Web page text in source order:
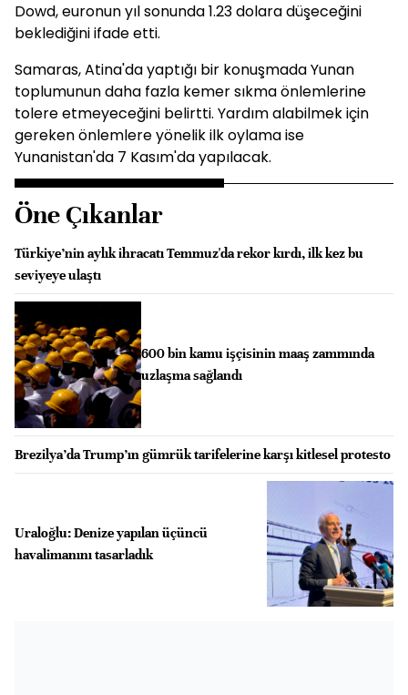
Dowd, euronun yıl sonunda 1.23 dolara düşeceğini
beklediğini ifade etti.
Samaras, Atina'da yaptığı bir konuşmada Yunan
toplumunun daha fazla kemer sıkma önlemlerine
tolere etmeyeceğini belirtti. Yardım alabilmek için
gereken önlemlere yönelik ilk oylama ise
Yunanistan'da 7 Kasım'da yapılacak.
Öne Çıkanlar
Türkiye’nin aylık ihracatı Temmuz'da rekor kırdı, ilk kez bu
seviyeye ulaştı
600 bin kamu işçisinin maaş zammında
uzlaşma sağlandı
Brezilya’da Trump’ın gümrük tarifelerine karşı kitlesel protesto
Uraloğlu: Denize yapılan üçüncü
havalimanını tasarladık